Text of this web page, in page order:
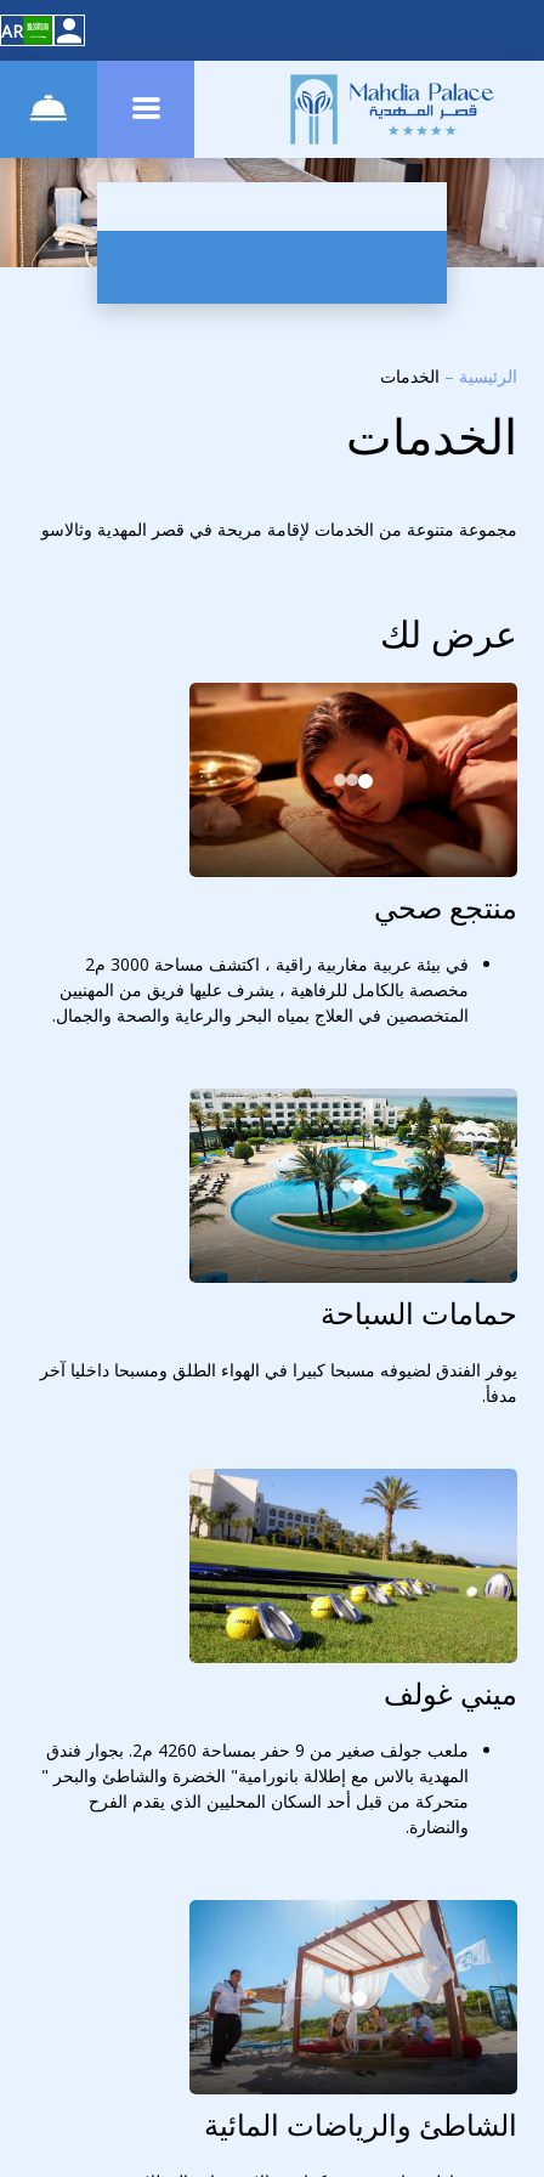
AR
الرئيسية – الخدمات
الخدمات
مجموعة متنوعة من الخدمات لإقامة مريحة في قصر المهدية وثالاسو
عرض لك
منتجع صحي
في بيئة عربية مغاربية راقية ، اكتشف مساحة 3000 م2
مخصصة بالكامل للرفاهية ، يشرف عليها فريق من المهنيين
المتخصصين في العلاج بمياه البحر والرعاية والصحة والجمال.
حمامات السباحة
يوفر الفندق لضيوفه مسبحا كبيرا في الهواء الطلق ومسبحا داخليا آخر
مدفأ.
ميني غولف
ملعب جولف صغير من 9 حفر بمساحة 4260 م2. بجوار فندق
المهدية بالاس مع إطلالة بانورامية" الخضرة والشاطئ والبحر "
متحركة من قبل أحد السكان المحليين الذي يقدم الفرح
والنضارة.
الشاطئ والرياضات المائية